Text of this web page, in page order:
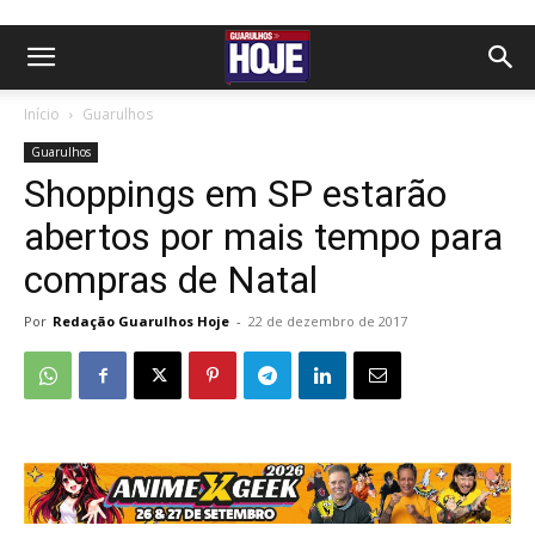
Início Guarulhos
Guarulhos
Shoppings em SP estarão
abertos por mais tempo para
compras de Natal
Por Redação Guarulhos Hoje - 22 de dezembro de 2017